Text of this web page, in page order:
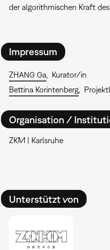
der algorithmischen Kraft
Impressum
ZHANG Ga
Kurator/in
Bettina Korintenberg
Organisation /
ZKM | Karlsruhe
Unterstützt von